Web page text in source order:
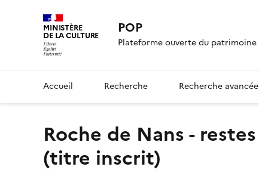
MINISTÈRE
DE LA CULTURE POP
Plateforme ouverte du patrimoine
Accueil Recherche Recherche avancée
Roche de Nans - restes du château fort et de la léproserie
(titre inscrit)